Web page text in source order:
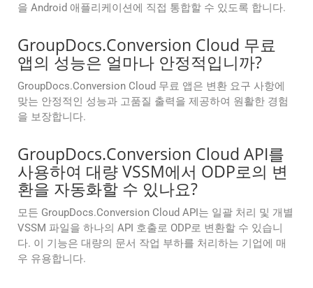
을 Android 애플리케이션에 직접 통합할 수 있도록 합니다.
GroupDocs.Conversion Cloud 무료
앱의 성능은 얼마나 안정적입니까?
GroupDocs.Conversion Cloud 무료 앱은 변환 요구 사항에
맞는 안정적인 성능과 고품질 출력을 제공하여 원활한 경험
을 보장합니다.
GroupDocs.Conversion Cloud API를
사용하여 대량 VSSM에서 ODP로의 변
환을 자동화할 수 있나요?
모든 GroupDocs.Conversion Cloud API는 일괄 처리 및 개별
VSSM 파일을 하나의 API 호출로 ODP로 변환할 수 있습니
다. 이 기능은 대량의 문서 작업 부하를 처리하는 기업에 매
우 유용합니다.